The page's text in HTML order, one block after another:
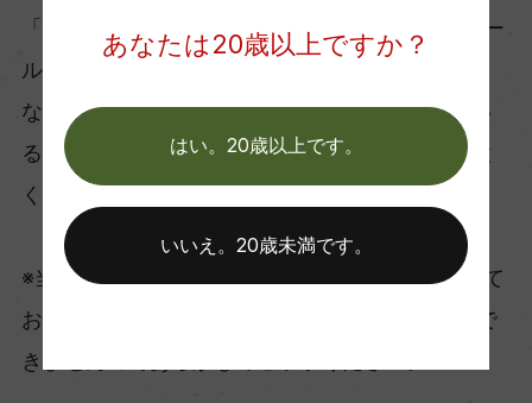
「ギフト賞」につきましては、賞品の発送（Eメー
ル）をもって代えさせていただきます。
なおその際、モトックスメルマガを退会されてい
る場合は、当選のご連絡ができませんのでご注意
ください。
※当社からのメールでのご連絡は送信専用となって
おります。 誠に恐れ入りますがご返信はお受けで
きませんのであらかじめご了承ください。
あなたは20歳以上ですか？
はい。20歳以上です。
いいえ。20歳未満です。